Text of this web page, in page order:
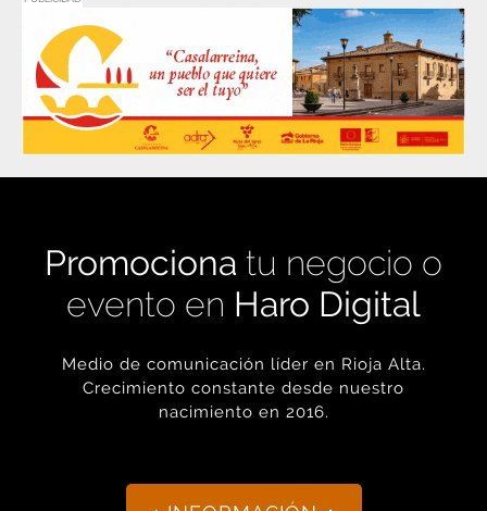
Promociona tu negocio o
evento en Haro Digital
Medio de comunicación líder en Rioja Alta.
Crecimiento constante desde nuestro
nacimiento en 2016.